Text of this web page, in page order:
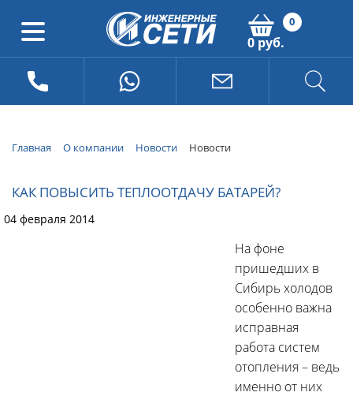
0
0 руб.
Главная О компании Новости Новости
КАК ПОВЫСИТЬ ТЕПЛООТДАЧУ БАТАРЕЙ?
04 февраля 2014
На фоне
пришедших в
Сибирь холодов
особенно важна
исправная
работа систем
отопления – ведь
именно от них